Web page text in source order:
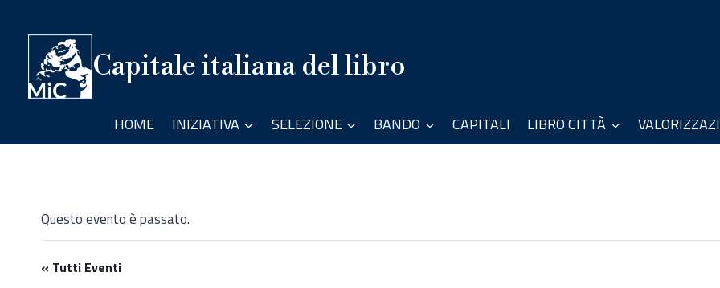
contenuto
Capitale italiana del libro
HOME INIZIATIVA SELEZIONE BANDO CAPITALI LIBRO CITTÀ
Questo evento è passato.
« Tutti Eventi